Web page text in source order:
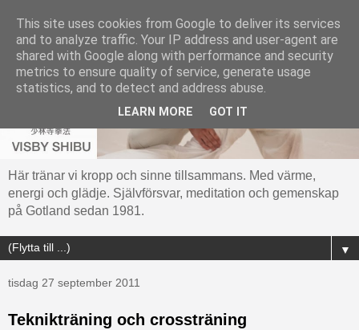
Här tränar vi kropp och sinne tillsammans. Med värme,
energi och glädje. Självförsvar, meditation och gemenskap
på Gotland sedan 1981.
▼
tisdag 27 september 2011
Teknikträning och crossträning
This site uses cookies from Google to deliver its services
and to analyze traffic. Your IP address and user-agent are
shared with Google along with performance and security
metrics to ensure quality of service, generate usage
statistics, and to detect and address abuse.
LEARN MORE GOT IT